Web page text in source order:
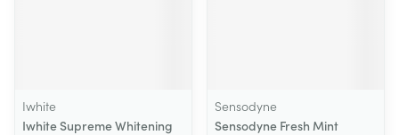
Iwhite
Iwhite Supreme Whitening
Sensodyne
Sensodyne Fresh Mint